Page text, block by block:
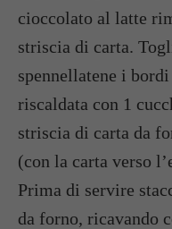
cioccolato al latte
striscia di carta.
spennellatene i
riscaldata con 1
striscia di carta da
(con la carta verso
Prima di servire
da forno, ricavando